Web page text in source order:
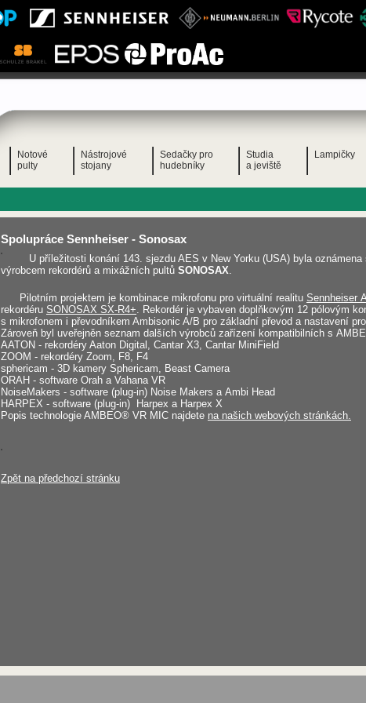
Spolupráce Sennheiser - Sonosax
U příležitosti konání 143. sjezdu AES v New Yorku (USA) byla oznámena
výrobcem rekordérů a mixážních pultů SONOSAX.
Pilotním projektem je kombinace mikrofonu pro virtuální realitu Sennheiser
rekordéru SONOSAX SX-R4+. Rekordér je vybaven doplňkovým 12 pólovým
s mikrofonem i převodníkem Ambisonic A/B pro základní převod a nastavení
Zároveň byl uveřejněn seznam dalších výrobců zařízení kompatibilních s
AATON - rekordéry Aaton Digital, Cantar X3, Cantar MiniField
ZOOM - rekordéry Zoom, F8, F4
sphericam - 3D kamery Sphericam, Beast Camera
ORAH - software Orah a Vahana VR
NoiseMakers - software (plug-in) Noise Makers a Ambi Head
HARPEX - software (plug-in) Harpex a Harpex X
Popis technologie AMBEO® VR MIC najdete na našich webových stránkách.
Zpět na předchozí stránku
Notové
pulty
Nástrojové
stojany
Sedačky pro
hudebníky
Studia
a jeviště
Lampičky